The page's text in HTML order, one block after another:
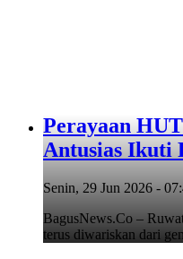
Perayaan
Antusias Ikuti
Senin, 29 Jun 2026 -
BagusNews.Co –
terus diwariskan dari